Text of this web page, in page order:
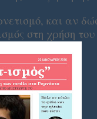
και αν
στη χρήση